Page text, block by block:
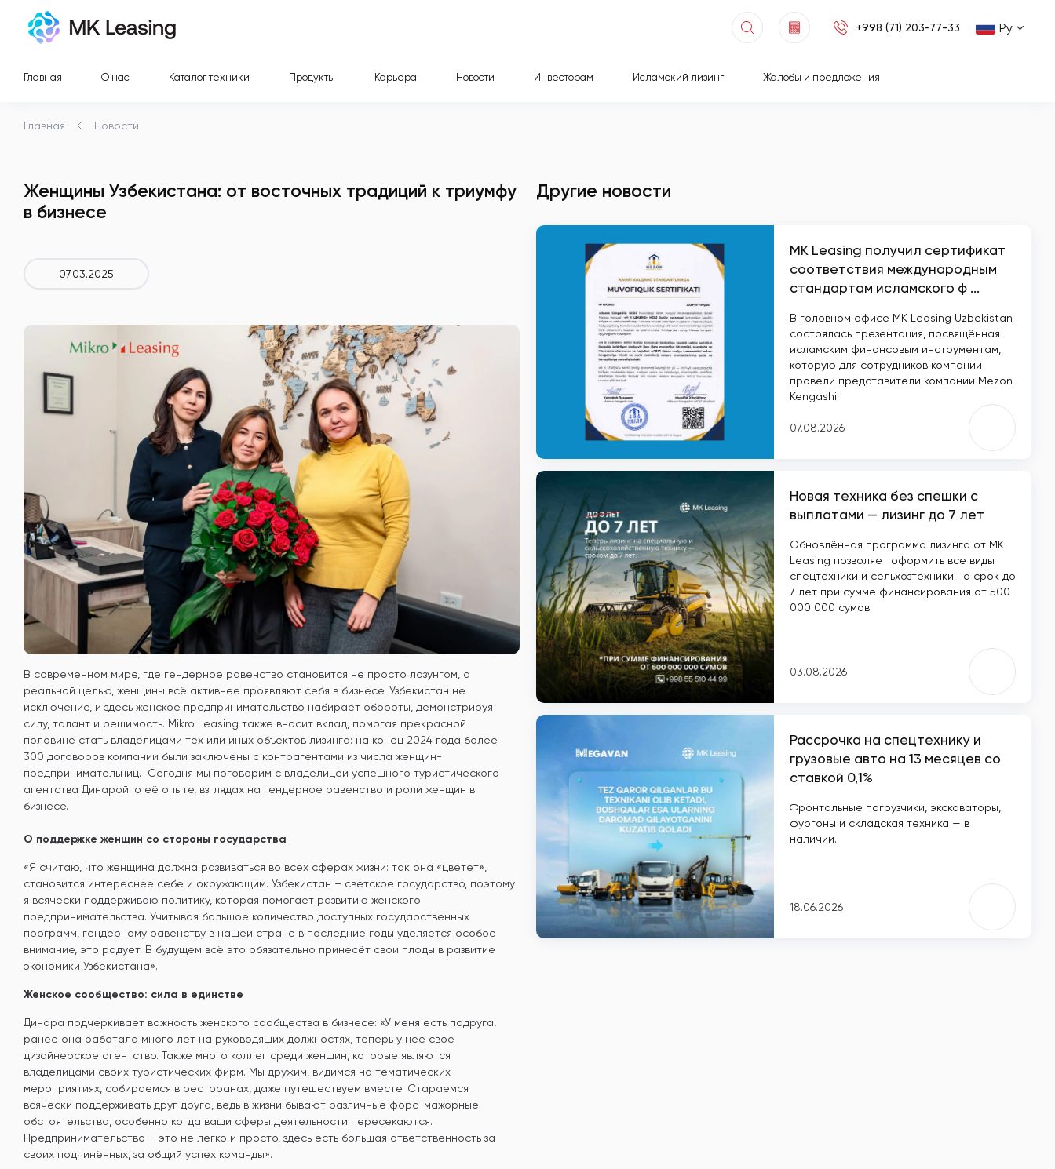
+998 (71) 203-77-33 Ру
Главная О нас Каталог техники Продукты Карьера Новости Инвесторам Исламский лизинг Жалобы и предложения
Главная Новости
Женщины Узбекистана: от восточных традиций к триумфу
в бизнесе
07.03.2025
В современном мире, где гендерное равенство становится не просто лозунгом, а
реальной целью, женщины всё активнее проявляют себя в бизнесе. Узбекистан не
исключение, и здесь женское предпринимательство набирает обороты, демонстрируя
силу, талант и решимость. Mikro Leasing также вносит вклад, помогая прекрасной
половине стать владелицами тех или иных объектов лизинга: на конец 2024 года более
300 договоров компании были заключены с контрагентами из числа женщин-
предпринимательниц. Сегодня мы поговорим с владелицей успешного туристического
агентства Динарой: о её опыте, взглядах на гендерное равенство и роли женщин в
бизнесе.
О поддержке женщин со стороны государства
«Я считаю, что женщина должна развиваться во всех сферах жизни: так она «цветет»,
становится интереснее себе и окружающим. Узбекистан – светское государство, поэтому
я всячески поддерживаю политику, которая помогает развитию женского
предпринимательства. Учитывая большое количество доступных государственных
программ, гендерному равенству в нашей стране в последние годы уделяется особое
внимание, это радует. В будущем всё это обязательно принесёт свои плоды в развитие
экономики Узбекистана».
Женское сообщество: сила в единстве
Динара подчеркивает важность женского сообщества в бизнесе: «У меня есть подруга,
ранее она работала много лет на руководящих должностях, теперь у неё своё
дизайнерское агентство. Также много коллег среди женщин, которые являются
владелицами своих туристических фирм. Мы дружим, видимся на тематических
мероприятиях, собираемся в ресторанах, даже путешествуем вместе. Стараемся
всячески поддерживать друг друга, ведь в жизни бывают различные форс-мажорные
обстоятельства, особенно когда ваши сферы деятельности пересекаются.
Предпринимательство – это не легко и просто, здесь есть большая ответственность за
своих подчинённых, за общий успех команды».
Другие новости
MK Leasing получил сертификат
соответствия международным
стандартам исламского ф ...
В головном офисе MK Leasing Uzbekistan
состоялась презентация, посвящённая
исламским финансовым инструментам,
которую для сотрудников компании
провели представители компании Mezon
Kengashi.
07.08.2026
Новая техника без спешки с
выплатами — лизинг до 7 лет
Обновлённая программа лизинга от MK
Leasing позволяет оформить все виды
спецтехники и сельхозтехники на срок до
7 лет при сумме финансирования от 500
000 000 сумов.
03.08.2026
Рассрочка на спецтехнику и
грузовые авто на 13 месяцев со
ставкой 0,1%
Фронтальные погрузчики, экскаваторы,
фургоны и складская техника — в
наличии.
18.06.2026